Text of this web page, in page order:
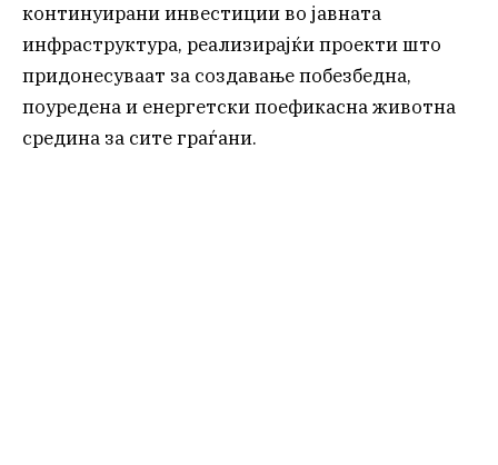
континуирани инвестиции во јавната
инфраструктура, реализирајќи проекти што
придонесуваат за создавање побезбедна,
поуредена и енергетски поефикасна животна
средина за сите граѓани.